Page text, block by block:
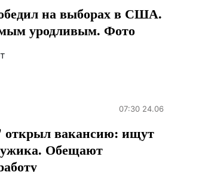
на выборах в США.
уродливым. Фото
07:30 24.06
открыл вакансию: ищут
Обещают